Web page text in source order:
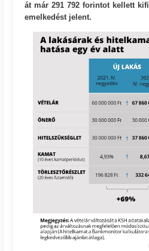
át már 291 792 forintot kellett
emelkedést jelent.